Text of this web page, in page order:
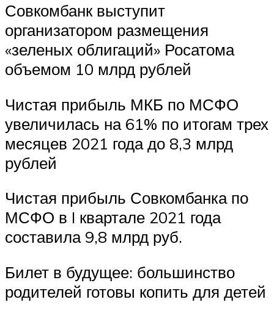
Совкомбанк выступит
организатором размещения
«зеленых облигаций» Росатома
объемом 10 млрд рублей
Чистая прибыль МКБ по МСФО
увеличилась на 61% по итогам трех
месяцев 2021 года до 8,3 млрд
рублей
Чистая прибыль Совкомбанка по
МСФО в I квартале 2021 года
составила 9,8 млрд руб.
Билет в будущее: большинство
родителей готовы копить для детей